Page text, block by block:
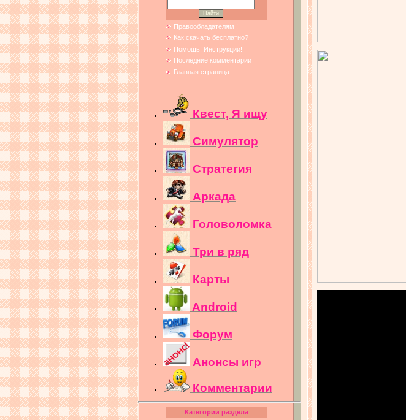
Правообладателям !
Как скачать бесплатно?
Помощь! Инструкции!
Последние комментарии
Главная страница
Квест, Я ищу
Симулятор
Стратегия
Аркада
Головоломка
Три в ряд
Карты
Android
Форум
Анонсы игр
Комментарии
Категории раздела